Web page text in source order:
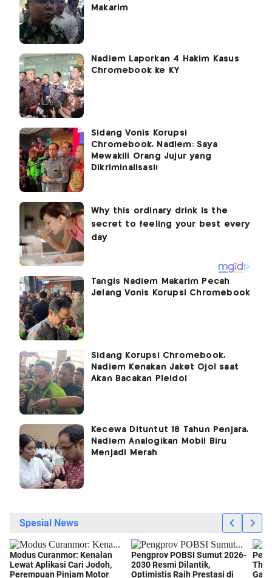
Makarim
Nadiem Laporkan 4 Hakim Kasus
Chromebook ke KY
Sidang Vonis Korupsi
Chromebook, Nadiem: Saya
Mewakili Orang Jujur yang
Dikriminalisasi!
Tangis Nadiem Makarim Pecah
Jelang Vonis Korupsi Chromebook
Sidang Korupsi Chromebook,
Nadiem Kenakan Jaket Ojol saat
Akan Bacakan Pleidoi
Kecewa Dituntut 18 Tahun Penjara,
Nadiem Analogikan Mobil Biru
Menjadi Merah